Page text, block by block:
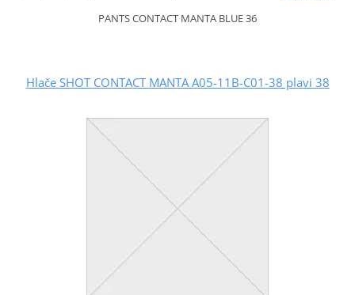
PANTS CONTACT MANTA BLUE 36
Hlače SHOT CONTACT MANTA A05-11B-C01-38 plavi 38